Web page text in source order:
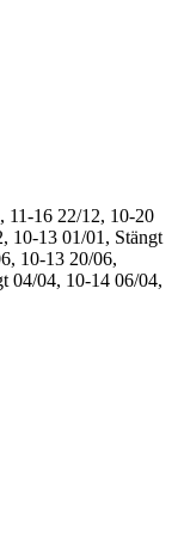
11-16 22/12, 10-20
10-13 01/01, Stängt
10-13 20/06,
04/04, 10-14 06/04,